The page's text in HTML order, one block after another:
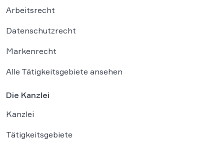
Arbeitsrecht
Datenschutzrecht
Markenrecht
Alle Tätigkeitsgebiete ansehen
Die Kanzlei
Kanzlei
Tätigkeitsgebiete